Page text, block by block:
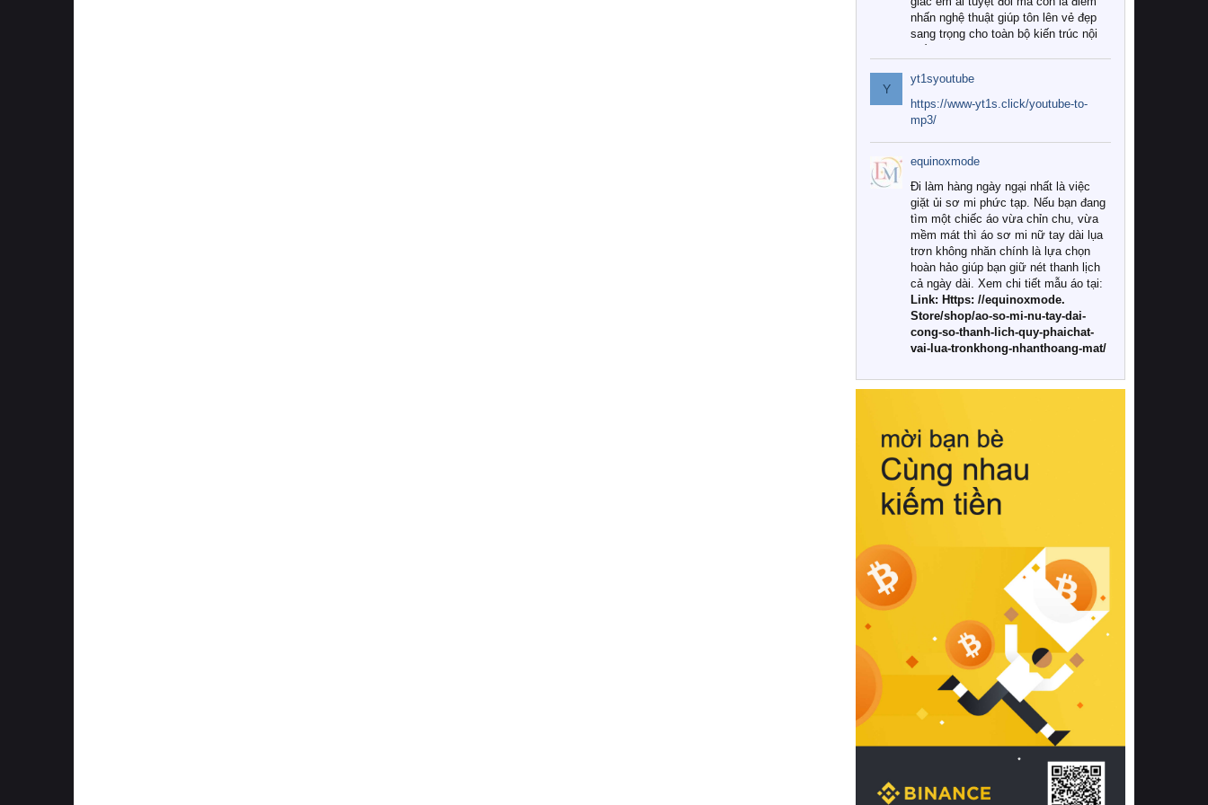
nhấn nghệ thuật giúp tôn lên vẻ đẹp
sang trọng cho toàn bộ kiến trúc nội
Tuy nhiên, giữa thị trường đa dạng
với vô vàn thương hiệu và mẫu mã
như hiện nay, làm thế nào để chọn
được những bộ chăn ga gối đệm cao
cấp thực sự chất lượng, phù hợp với
khí hậu và nhu cầu sử dụng của gia
đình? Hãy cùng chúng tôi đi tìm lời
giải đáp chi tiết qua bài viết dưới đây.
1. Tại sao các gia đình hiện đại lại ưa
chuộng chăn ga gối đệm cao cấp?
Khác với các dòng sản phẩm thông
thường, những bộ chăn ga gối đệm
cao cấp trải qua quy trình sản xuất
nghiêm ngặt từ khâu chọn lọc nguyên
liệu tự nhiên đến công nghệ dệt
nhuộm hiện đại không chứa hóa chất
này, bạn sẽ cảm nhận rõ rệt sự khác
hồi chuẩn xác của phần đệm nâng đỡ
cột sống.
Bên cạnh đó, việc lựa chọn các dòng
sản phẩm đạt chuẩn chất lượng quốc
tế còn giúp ngăn ngừa tình trạng kích
khuẩn và nấm mốc trong điều kiện
thời tiết nóng ẩm. Bạn có thể tìm hiểu
thêm các nghiên cứu khoa học về tác
động của giấc ngủ và môi trường
phòng ngủ đối với sức khỏe con
người tại Sleep Foundation (External
Link) để có cái nhìn toàn diện hơn.
2. Các tiêu chí vàng khi lựa chọn
chăn ga gối đệm cao cấp cho phòng
ngủ
Để sở hữu một bộ chăn ga gối đệm
cao cấp hoàn hảo cả về thẩm mỹ lẫn
công năng, người tiêu dùng cần cân
nhắc kỹ lưỡng các tiêu chí quan trọng
Y
yt1syoutube
https://www-yt1s.click/youtube-to-
mp3/
equinoxmode
Đi làm hàng ngày ngại nhất là việc
giặt ủi sơ mi phức tạp. Nếu bạn đang
tìm một chiếc áo vừa chỉn chu, vừa
mềm mát thì áo sơ mi nữ tay dài lụa
trơn không nhăn chính là lựa chọn
hoàn hảo giúp bạn giữ nét thanh lịch
cả ngày dài. Xem chi tiết mẫu áo tại:
Link: Https: //equinoxmode.
Store/shop/ao-so-mi-nu-tay-dai-
cong-so-thanh-lich-quy-phaichat-
vai-lua-tronkhong-nhanthoang-mat/